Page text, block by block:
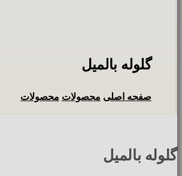
گلوله بالمیل
صفحه اصلی محصولات محصولات
گلوله بالمیل